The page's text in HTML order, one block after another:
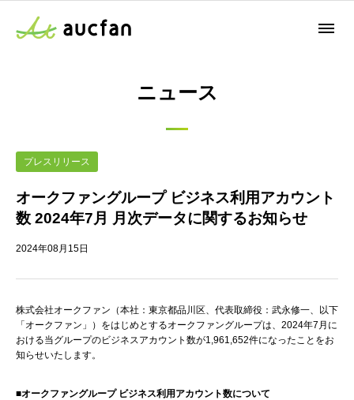
ニュース
プレスリリース
オークファングループ ビジネス利用アカウント
数 2024年7月 月次データに関するお知らせ
2024年08月15日
株式会社オークファン（本社：東京都品川区、代表取締役：武永修一、以下
「オークファン」）をはじめとするオークファングループは、2024年7月に
おける当グループのビジネスアカウント数が1,961,652件になったことをお
知らせいたします。
■オークファングループ ビジネス利用アカウント数について